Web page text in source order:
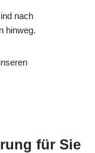
nach
hinweg.
für Sie